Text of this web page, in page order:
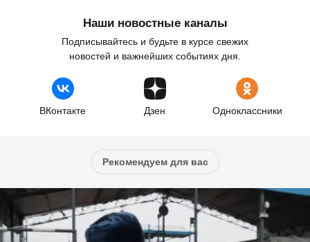
Наши новостные каналы
Подписывайтесь и будьте в курсе свежих
новостей и важнейших событиях дня.
ВКонтакте Дзен Одноклассники
Рекомендуем для вас